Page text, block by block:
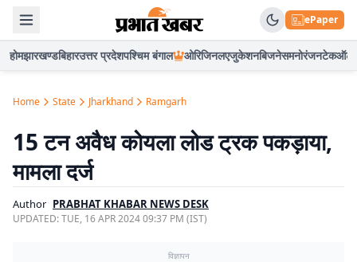
ePaper
होमझारखण्डबिहारउत्तर प्रदेशपश्चिम बंगाल ओरिजिनलएजुकेशनबिजनेसमनोरंजनटेकऑटो
Home State Jharkhand Ramgarh
15 टन अवैध कोयला लोड ट्रक पकड़ाया,
मामला दर्ज
Author PRABHAT KHABAR NEWS DESK
UPDATED:TUE, 16 APR 2024 09:37 PM (IST)
विज्ञापन